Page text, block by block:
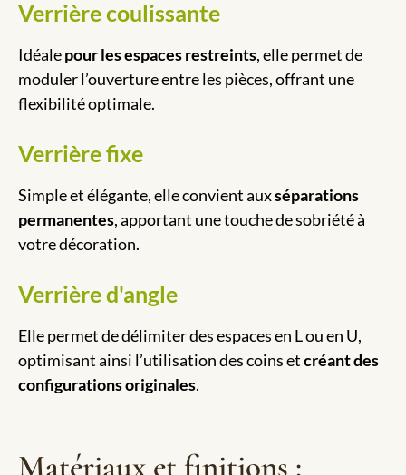
Verrière coulissante
Idéalepour les espaces restreints, elle permet de
moduler l’ouverture entre les pièces, offrant une
flexibilité optimale.
Verrière fixe
Simple et élégante, elle convient auxséparations
permanentes, apportant une touche de sobriété à
votre décoration.
Verrière d'angle
Elle permet de délimiter des espaces en L ou en U,
optimisant ainsi l’utilisation des coins etcréant des
configurations originales.
Matériaux et finitions :